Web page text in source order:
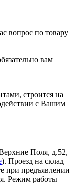
вопрос по товару
вам
строится на
с Вашим
Поля, д.52,
). Проезд на склад
при предъявлении
Режим работы